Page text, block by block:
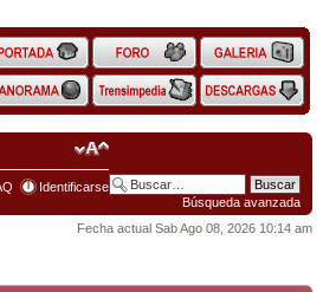
Búsqueda avanzada
Identificarse
Fecha actual Sab Ago 08, 2026 10:14 am